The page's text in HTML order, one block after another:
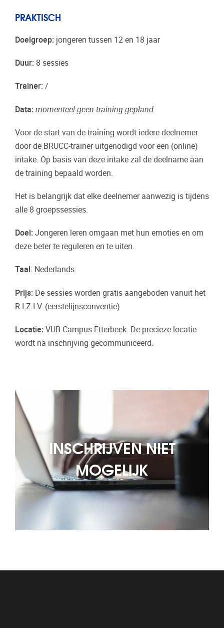
PRAKTISCH
Doelgroep: jongeren tussen 12 en 18 jaar
Duur: 8 sessies
Trainer: /
Data: momenteel geen training gepland
Voor de start van de training wordt iedere deelnemer
door de BRUCC-trainer uitgenodigd voor een (online)
intake. Op basis van deze intake zal de deelname aan
de training bepaald worden.
Het is belangrijk dat elke deelnemer aanwezig is tijdens
alle 8 groepssessies.
Doel: Jongeren leren omgaan met hun emoties en om
deze beter te reguleren en te uiten.
Taal : Nederlands
Prijs: De sessies worden gratis aangeboden vanuit het
R.I.Z.I.V. (eerstelijnsconventie)
Locatie: VUB Campus Etterbeek. De precieze locatie
wordt na inschrijving gecommuniceerd.
INSCHRIJVEN NIET
MOGELIJK